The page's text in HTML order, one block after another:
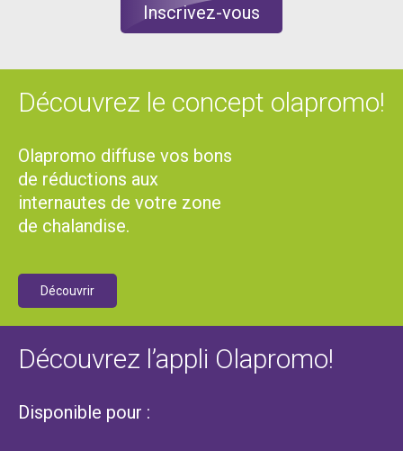
Inscrivez-vous
Découvrez le concept olapromo!
Olapromo diffuse vos bons
de réductions aux
internautes de votre zone
de chalandise.
Découvrir
Découvrez l’appli Olapromo!
Disponible pour :